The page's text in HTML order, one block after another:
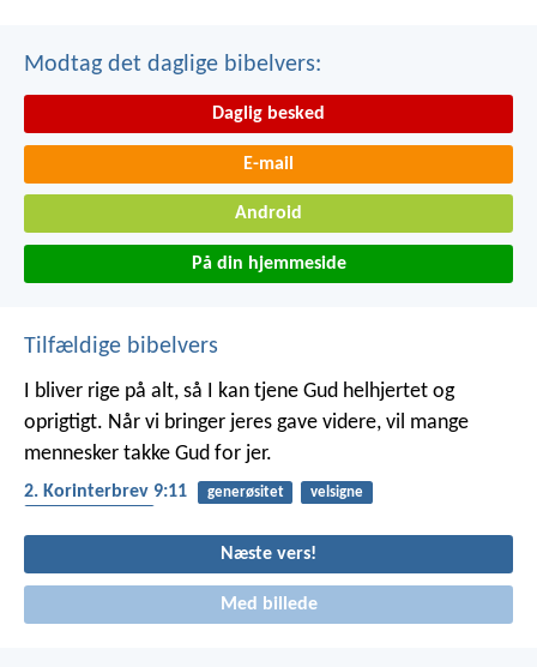
Modtag det daglige bibelvers:
Daglig besked
E-mail
Android
På din hjemmeside
Tilfældige bibelvers
I bliver rige på alt, så I kan tjene Gud helhjertet og
oprigtigt. Når vi bringer jeres gave videre, vil mange
mennesker takke Gud for jer.
2. Korinterbrev 9:11 generøsitet
velsigne
Næste vers!
Med billede